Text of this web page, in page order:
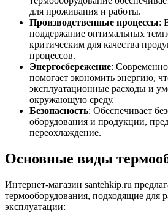
для проживания и работы.
Производственные процессы:
поддержание оптимальных
критическим для качества
процессов.
Энергосбережение:
помогает экономить энергию,
эксплуатационные расходы и
окружающую среду.
Безопасность: Обеспечивает
оборудования и продукции,
переохлаждение.
Основные виды
Интернет-магазин santehkip.ru
термооборудования, подходящие для
эксплуатации: